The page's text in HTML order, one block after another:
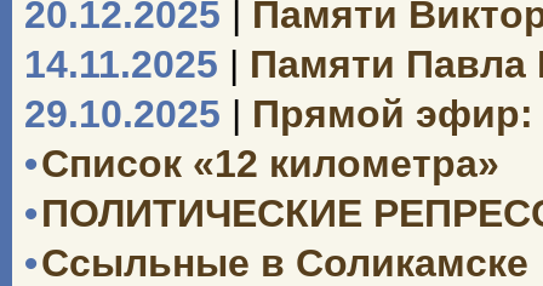
20.12.2025 | Памяти
14.11.2025 | Памяти Павла
29.10.2025 | Прямой эфир:
•Список «12 километра»
•ПОЛИТИЧЕСКИЕ
•Ссыльные в Соликамске